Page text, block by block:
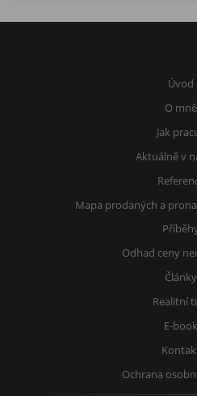
Úvod
O mně
Jak
Aktuálně v
Mapa prodaných a
Odhad ceny
Články
Realitní
E-book
Ochrana